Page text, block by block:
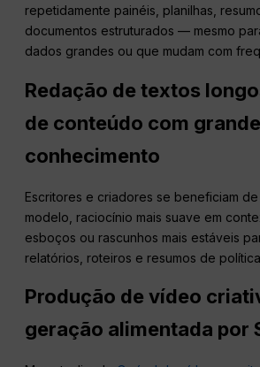
repetidamente painéis, planilhas,
documentos estruturados — mesmo
dados grandes ou que mudam com
Redação de textos
de conteúdo com
conhecimento
Escritores e criadores se beneficiam
modelo, raciocínio mais suave em
esboços ou rascunhos mais estáveis
relatórios, roteiros e resumos de
Produção de vídeo
geração alimentada por